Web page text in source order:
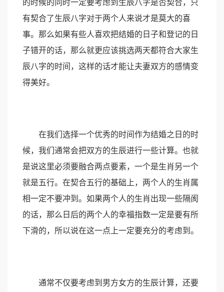
有契合了生辰八字对于两个人来说才是莫大的喜
事。那么如果有些人喜欢把结婚的日子和登记的日
子错开的话，那么就更应该挑选两天都符合大家生
辰八字的时间，这样的话才能让夫妻双方的感情变
得美好。
在我们选择一个优秀的时间作为结婚之日的时
候，我们通常会把双方的生辰进行一些计算。也就
是说这里必须要融合两点要素，一个是生肖另一个
就是五行。在契合五行的基础上，两个人的生肖属
相一定不要冲到。如果两个人的生肖出现一些隔阂
的话，那么日后的两个人的幸福指数一定是要有所
下滑的，所以说在这一点上一定要充分的考虑到。
通常不仅要考虑到男方女方的生辰计算，还要